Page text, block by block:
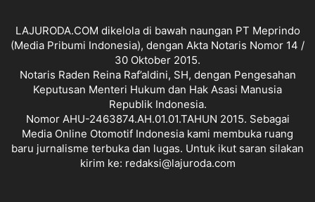
LAJURODA.COM dikelola di bawah naungan PT Meprindo
(Media Pribumi Indonesia), dengan Akta Notaris Nomor 14 /
30 Oktober 2015.
Notaris Raden Reina Raf’aldini, SH, dengan Pengesahan
Keputusan Menteri Hukum dan Hak Asasi Manusia
Republik Indonesia.
Nomor AHU-2463874.AH.01.01.TAHUN 2015. Sebagai
Media Online Otomotif Indonesia kami membuka ruang
baru jurnalisme terbuka dan lugas. Untuk ikut saran silakan
kirim ke: redaksi@lajuroda.com